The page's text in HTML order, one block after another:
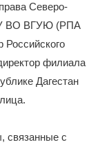
Северо-
ВО ВГУЮ (РПА
Российского
филиала
Дагестан
связанные с